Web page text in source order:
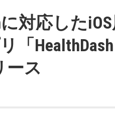
に対応した
「
ース